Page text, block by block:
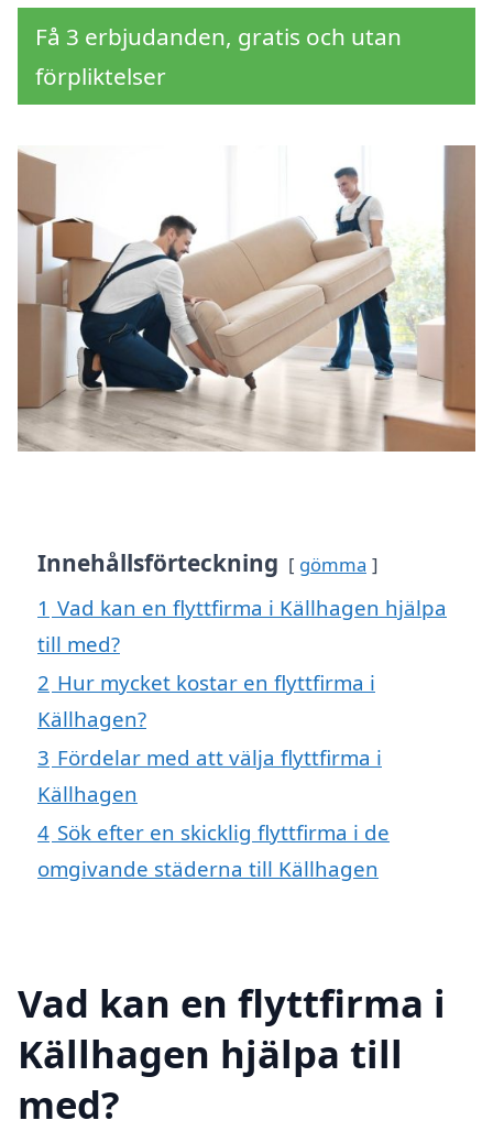
Få 3 erbjudanden, gratis och utan
förpliktelser
Innehållsförteckning gömma
1 Vad kan en flyttfirma i Källhagen hjälpa
till med?
2 Hur mycket kostar en flyttfirma i
Källhagen?
3 Fördelar med att välja flyttfirma i
Källhagen
4 Sök efter en skicklig flyttfirma i de
omgivande städerna till Källhagen
Vad kan en flyttfirma i
Källhagen hjälpa till
med?